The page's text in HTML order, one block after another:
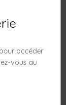
accéder
vous au